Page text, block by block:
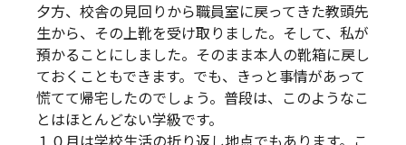
夕方、校舎の見回りから職員室に戻ってきた教頭先
生から、その上靴を受け取りました。そして、私が
預かることにしました。そのまま本人の靴箱に戻し
ておくこともできます。でも、きっと事情があって
慌てて帰宅したのでしょう。普段は、このようなこ
とはほとんどない学級です。